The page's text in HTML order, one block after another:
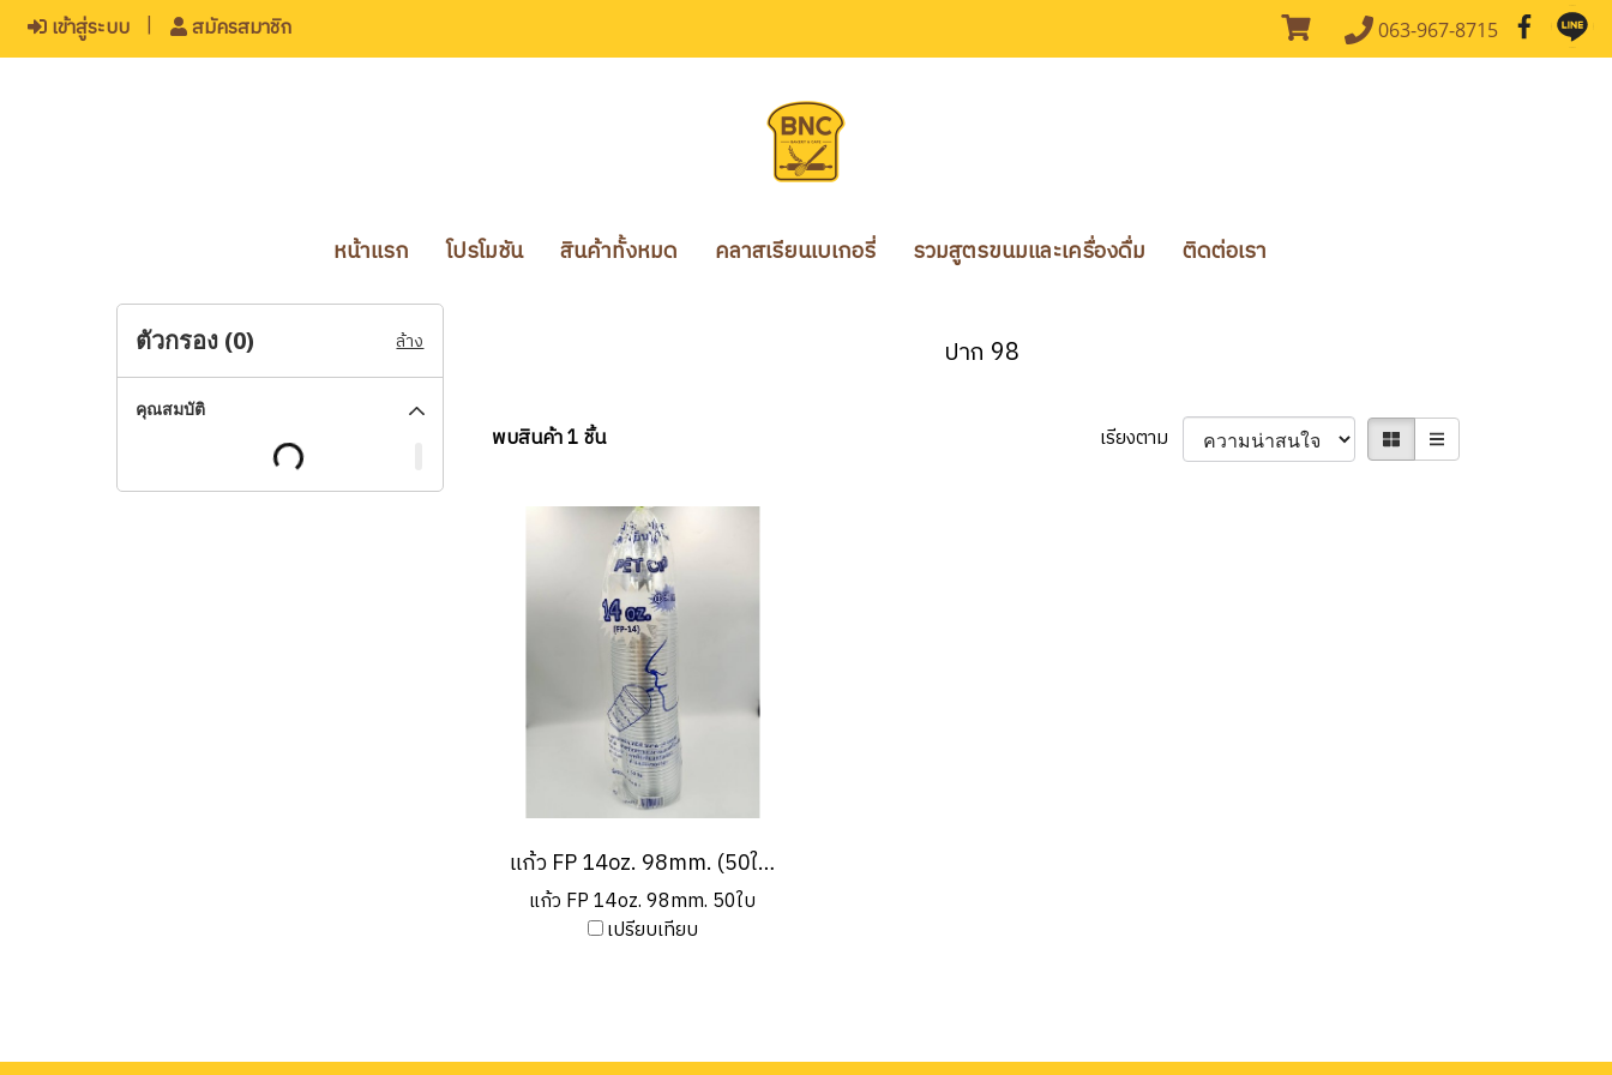
เข้าสู่ระบบ สมัครสมาชิก 063-967-8715
หน้าแรก โปรโมชัน สินค้าทั้งหมด คลาสเรียนเบเกอรี่ รวมสูตรขนมและเครื่องดื่ม ติดต่อเรา
ปาก 98
พบสินค้า 1 ชิ้น เรียงตาม
แก้ว FP 14oz. 98mm. (50ใบ/แพ็ค)
แก้ว FP 14oz. 98mm. 50ใบ
เปรียบเทียบ
ตัวกรอง (0) ล้าง
คุณสมบัติ